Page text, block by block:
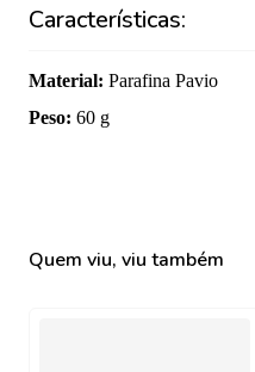
Características:
Material: Parafina Pavio
Peso: 60 g
Quem viu, viu também